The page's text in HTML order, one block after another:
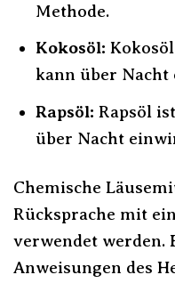
Methode.
Kokosöl:
kann über
Rapsöl: Rapsöl
über Nacht
Chemische
Rücksprache mit
verwendet werden.
Anweisungen des